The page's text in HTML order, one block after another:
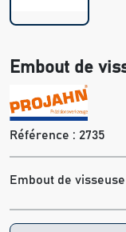
Embout de
Référence : 2735
Embout de